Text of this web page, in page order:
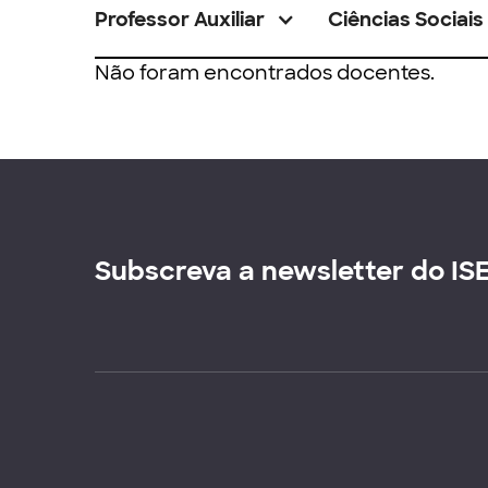
Professor Auxiliar Ciências Sociais
Não foram encontrados docentes.
Subscreva a newsletter do